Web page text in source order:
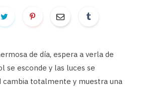
de día, espera a verla de
se esconde y las luces se
cambia totalmente y muestra una